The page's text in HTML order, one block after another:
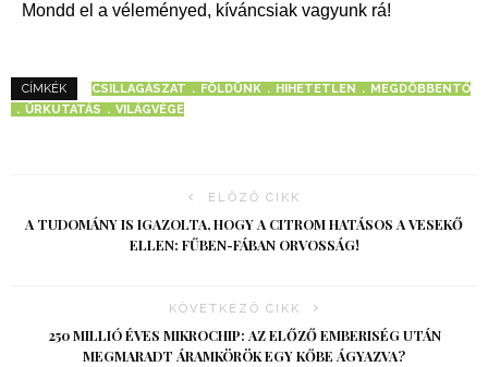
Mondd el a véleményed, kíváncsiak vagyunk rá!
CÍMKÉK CSILLAGÁSZAT FÖLDÜNK HIHETETLEN
MEGDÖBBENTŐ
ŰRKUTATÁS
VILÁGVÉGE
ELŐZŐ CIKK
A TUDOMÁNY IS IGAZOLTA, HOGY A CITROM HATÁSOS A VESEKŐ
ELLEN: FŰBEN-FÁBAN ORVOSSÁG!
KÖVETKEZŐ CIKK
250 MILLIÓ ÉVES MIKROCHIP: AZ ELŐZŐ EMBERISÉG UTÁN
MEGMARADT ÁRAMKÖRÖK EGY KŐBE ÁGYAZVA?